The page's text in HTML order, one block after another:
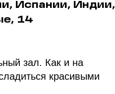
Испании, Индии,
14
зал. Как и на
красивыми